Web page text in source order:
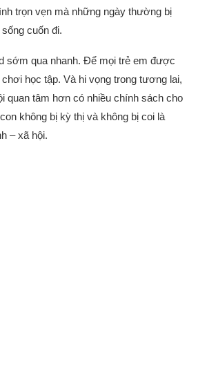
trọn vẹn mà những ngày thường bị
cuốn đi.
sớm qua nhanh. Để mọi trẻ em được
học tập. Và hi vọng trong tương lai,
quan tâm hơn có nhiều chính sách cho
không bị kỳ thị và không bị coi là
– xã hội.